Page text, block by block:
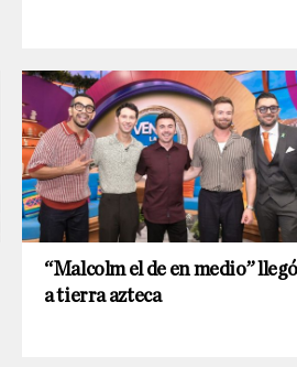
“Malcolm el de en medio” llegó
a tierra azteca